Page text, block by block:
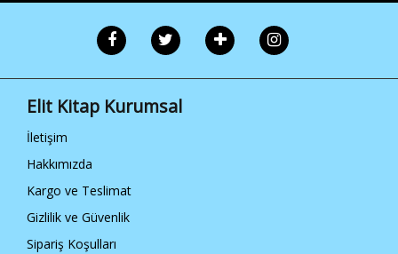
Hakkımızda
Elit Kitap
Sosyal
Medya
/ elitkitap
/ elitkitap
/ elitkitap
Elit Kitap Kurumsal
İletişim
Hakkımızda
Kargo ve Teslimat
Gizlilik ve Güvenlik
Sipariş Koşulları